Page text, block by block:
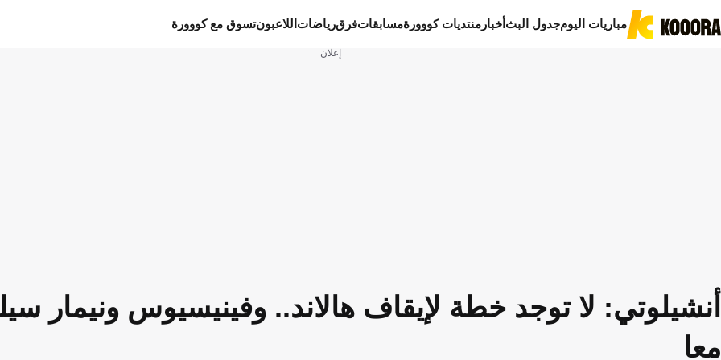
مباريات اليومجدول البثأخبار منتديات كووورةمسابقاتفرقرياضات اللاعبونتسوق مع كووورة
إعلان
أنشيلوتي: لا توجد خطة لإيقاف هالاند.. وفينيسيوس ونيمار
معا